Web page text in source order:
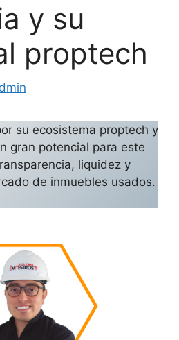
y su
proptech
su ecosistema proptech y
gran potencial para este
liquidez y
de inmuebles usados.